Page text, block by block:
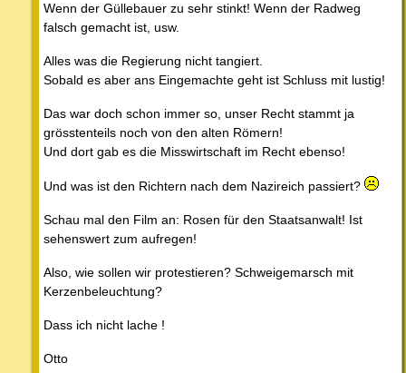
Wenn der Güllebauer zu sehr stinkt! Wenn der Radweg
falsch gemacht ist, usw.
Alles was die Regierung nicht tangiert.
Sobald es aber ans Eingemachte geht ist Schluss mit lustig!
Das war doch schon immer so, unser Recht stammt ja
grösstenteils noch von den alten Römern!
Und dort gab es die Misswirtschaft im Recht ebenso!
Und was ist den Richtern nach dem Nazireich passiert?
Schau mal den Film an: Rosen für den Staatsanwalt! Ist
sehenswert zum aufregen!
Also, wie sollen wir protestieren? Schweigemarsch mit
Kerzenbeleuchtung?
Dass ich nicht lache !
Otto